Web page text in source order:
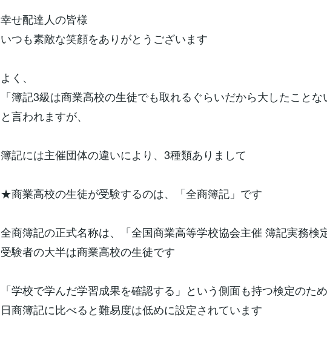
幸せ配達人の皆様
いつも素敵な笑顔をありがとうございます
よく、
「簿記3級は商業高校の生徒でも取れるぐらいだから大したことな
と言われますが、
簿記には主催団体の違いにより、3種類ありまして
★商業高校の生徒が受験するのは、「全商簿記」です
全商簿記の正式名称は、「全国商業高等学校協会主催 簿記実務検
受験者の大半は商業高校の生徒です
「学校で学んだ学習成果を確認する」という側面も持つ検定のた
日商簿記に比べると難易度は低めに設定されています